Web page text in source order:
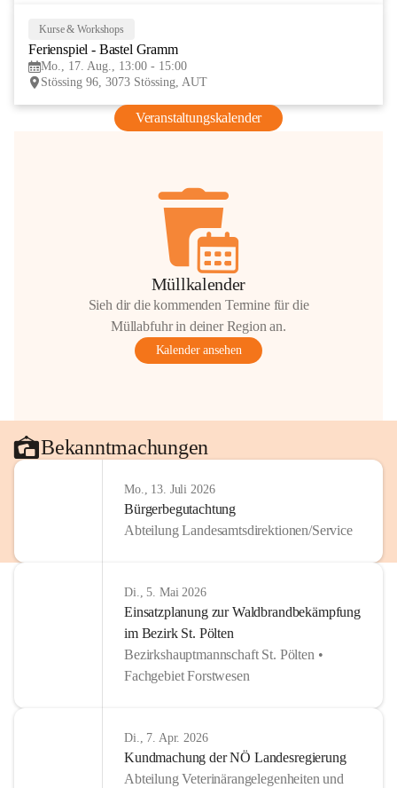
Kurse & Workshops
Ferienspiel - Bastel Gramm
Mo., 17. Aug., 13:00 - 15:00
Stössing 96, 3073 Stössing, AUT
Veranstaltungskalender
Müllkalender
Sieh dir die kommenden Termine für die
Müllabfuhr in deiner Region an.
Kalender ansehen
Bekanntmachungen
Mo., 13. Juli 2026
Bürgerbegutachtung
Abteilung Landesamtsdirektionen/Service
Di., 5. Mai 2026
Einsatzplanung zur Waldbrandbekämpfung
im Bezirk St. Pölten
Bezirkshauptmannschaft St. Pölten •
Fachgebiet Forstwesen
Di., 7. Apr. 2026
Kundmachung der NÖ Landesregierung
Abteilung Veterinärangelegenheiten und